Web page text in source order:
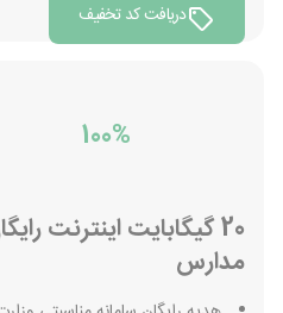
دریافت کد تخفیف
100%
20 گیگابایت اینترنت
مدارس